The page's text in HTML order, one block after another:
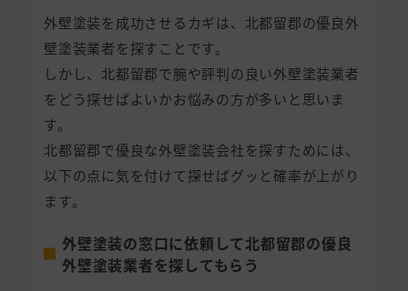
外壁塗装を成功させるカギは、北都留郡の優良外
壁塗装業者を探すことです。
しかし、北都留郡で腕や評判の良い外壁塗装業者
をどう探せばよいかお悩みの方が多いと思いま
す。
北都留郡で優良な外壁塗装会社を探すためには、
以下の点に気を付けて探せばグッと確率が上がり
ます。
外壁塗装の窓口に依頼して北都留郡の優良
外壁塗装業者を探してもらう